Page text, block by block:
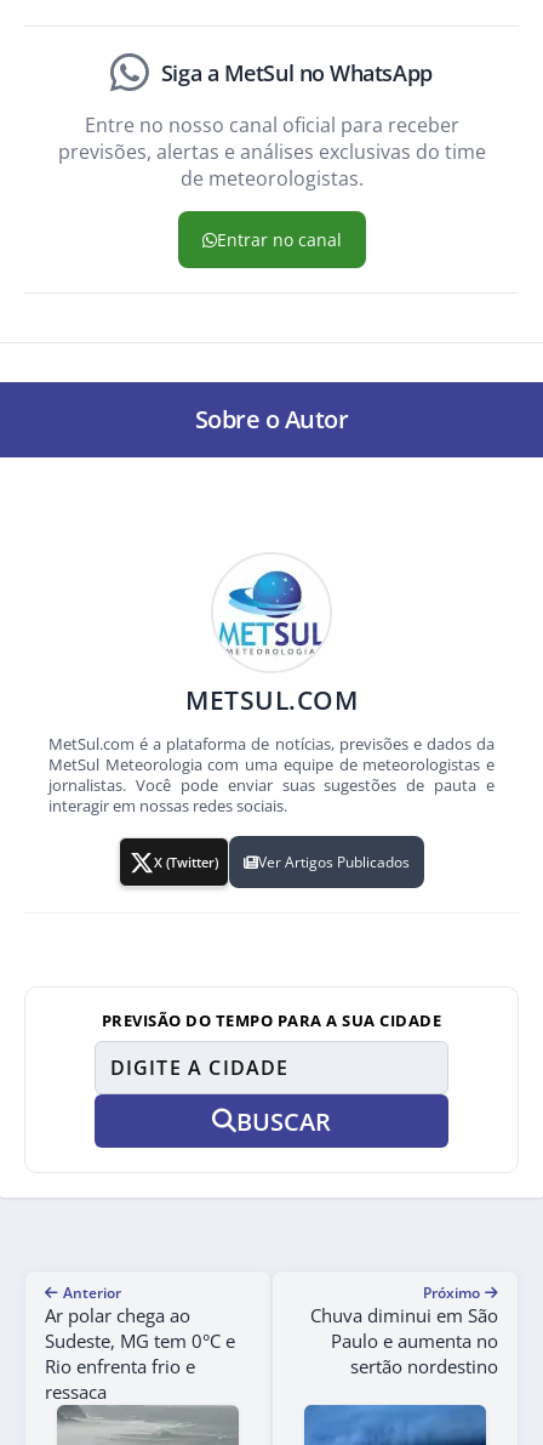
Siga a MetSul no WhatsApp
Entre no nosso canal oficial para receber
previsões, alertas e análises exclusivas do time
de meteorologistas.
Entrar no canal
Sobre o Autor
METSUL.COM
MetSul.com é a plataforma de notícias, previsões e dados da
MetSul Meteorologia com uma equipe de meteorologistas e
jornalistas. Você pode enviar suas sugestões de pauta e
interagir em nossas redes sociais.
X (Twitter) Ver Artigos Publicados
PREVISÃO DO TEMPO PARA A SUA CIDADE
BUSCAR
Anterior
Ar polar chega ao
Sudeste, MG tem 0°C e
Rio enfrenta frio e
ressaca
Próximo
Chuva diminui em São
Paulo e aumenta no
sertão nordestino